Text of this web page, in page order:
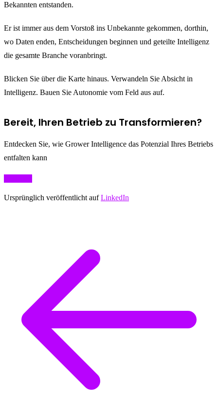
Bekannten entstanden.
Er ist immer aus dem Vorstoß ins Unbekannte gekommen, dorthin,
wo Daten enden, Entscheidungen beginnen und geteilte Intelligenz
die gesamte Branche voranbringt.
Blicken Sie über die Karte hinaus. Verwandeln Sie Absicht in
Intelligenz. Bauen Sie Autonomie vom Feld aus auf.
Bereit, Ihren Betrieb zu Transformieren?
Entdecken Sie, wie Grower Intelligence das Potenzial Ihres Betriebs
entfalten kann
Ursprünglich veröffentlicht aufLinkedIn